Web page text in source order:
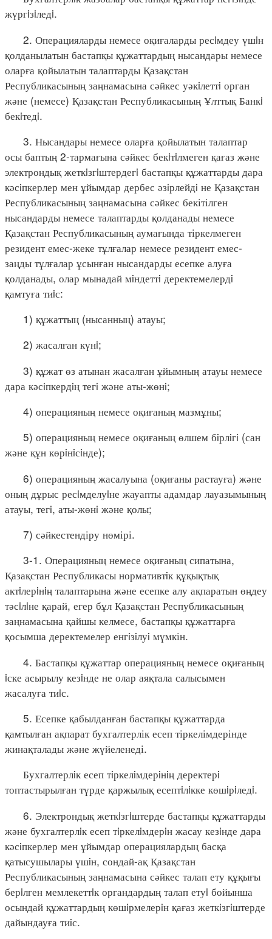
жүргiзiледi.
2. Операцияларды немесе оқиғаларды ресiмдеу үшiн
қолданылатын бастапқы құжаттардың нысандары немесе
оларға қойылатын талаптарды Қазақстан
Республикасының заңнамасына сәйкес уәкiлеттi орган
және (немесе) Қазақстан Республикасының Ұлттық Банкi
бекiтедi.
3. Нысандары немесе оларға қойылатын талаптар
осы баптың 2-тармағына сәйкес бекiтiлмеген қағаз және
электрондық жеткiзгiштердегi бастапқы құжаттарды дара
кәсiпкерлер мен ұйымдар дербес әзiрлейдi не Қазақстан
Республикасының заңнамасына сәйкес бекітілген
нысандарды немесе талаптарды қолданады немесе
Қазақстан Республикасының аумағында тіркелмеген
резидент емес-жеке тұлғалар немесе резидент емес-
заңды тұлғалар ұсынған нысандарды есепке алуға
қолданады, олар мынадай мiндеттi деректемелердi
қамтуға тиiс:
1) құжаттың (нысанның) атауы;
2) жасалған күнi;
3) құжат өз атынан жасалған ұйымның атауы немесе
дара кәсiпкердiң тегi және аты-жөнi;
4) операцияның немесе оқиғаның мазмұны;
5) операцияның немесе оқиғаның өлшем бiрлiгi (сан
және құн көрiнiсiнде);
6) операцияның жасалуына (оқиғаны растауға) және
оның дұрыс ресiмделуiне жауапты адамдар лауазымының
атауы, тегi, аты-жөнi және қолы;
7) сәйкестендіру нөмірі.
3-1. Операцияның немесе оқиғаның сипатына,
Қазақстан Республикасы нормативтiк құқықтық
актiлерiнiң талаптарына және есепке алу ақпаратын өңдеу
тәсiлiне қарай, егер бұл Қазақстан Республикасының
заңнамасына қайшы келмесе, бастапқы құжаттарға
қосымша деректемелер енгiзiлуi мүмкін.
4. Бастапқы құжаттар операцияның немесе оқиғаның
iске асырылу кезiнде не олар аяқтала салысымен
жасалуға тиiс.
5. Есепке қабылданған бастапқы құжаттарда
қамтылған ақпарат бухгалтерлік есеп тіркелімдерінде
жинақталады және жүйеленеді.
Бухгалтерлiк есеп тiркелiмдерiнiң деректерi
топтастырылған түрде қаржылық есептiлiкке көшiрiледi.
6. Электрондық жеткiзгiштерде бастапқы құжаттарды
және бухгалтерлiк есеп тiркелiмдерiн жасау кезiнде дара
кәсiпкерлер мен ұйымдар операциялардың басқа
қатысушылары үшiн, сондай-ақ Қазақстан
Республикасының заңнамасына сәйкес талап ету құқығы
берiлген мемлекеттiк органдардың талап етуi бойынша
осындай құжаттардың көшiрмелерiн қағаз жеткiзгiштерде
дайындауға тиiс.